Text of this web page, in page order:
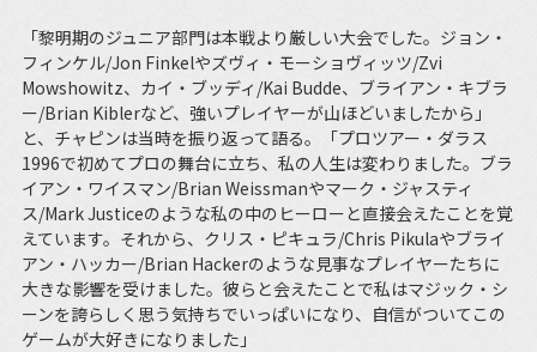
「黎明期のジュニア部門は本戦より厳しい大会でした。ジョン・
フィンケル/Jon Finkelやズヴィ・モーショヴィッツ/Zvi
Mowshowitz、カイ・ブッディ/Kai Budde、ブライアン・キブラ
ー/Brian Kiblerなど、強いプレイヤーが山ほどいましたから」
と、チャピンは当時を振り返って語る。「プロツアー・ダラス
1996で初めてプロの舞台に立ち、私の人生は変わりました。ブラ
イアン・ワイスマン/Brian Weissmanやマーク・ジャスティ
ス/Mark Justiceのような私の中のヒーローと直接会えたことを覚
えています。それから、クリス・ピキュラ/Chris Pikulaやブライ
アン・ハッカー/Brian Hackerのような見事なプレイヤーたちに
大きな影響を受けました。彼らと会えたことで私はマジック・シ
ーンを誇らしく思う気持ちでいっぱいになり、自信がついてこの
ゲームが大好きになりました」